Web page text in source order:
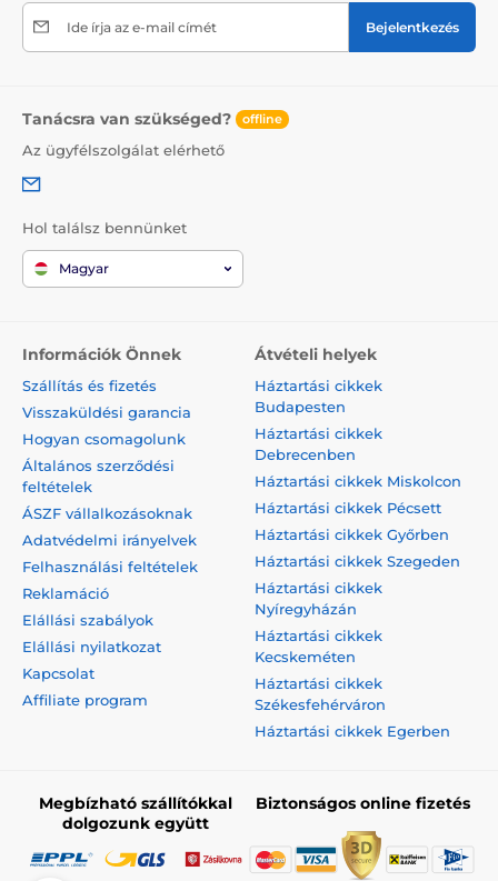
Ide írja az e-mail címét Bejelentkezés
Tanácsra van szükséged? offline
Az ügyfélszolgálat elérhető
Hol találsz bennünket
Magyar
Információk Önnek
Szállítás és fizetés
Visszaküldési garancia
Hogyan csomagolunk
Általános szerződési
feltételek
ÁSZF vállalkozásoknak
Adatvédelmi irányelvek
Felhasználási feltételek
Reklamáció
Elállási szabályok
Elállási nyilatkozat
Kapcsolat
Affiliate program
Átvételi helyek
Háztartási cikkek
Budapesten
Háztartási cikkek
Debrecenben
Háztartási cikkek Miskolcon
Háztartási cikkek Pécsett
Háztartási cikkek Győrben
Háztartási cikkek Szegeden
Háztartási cikkek
Nyíregyházán
Háztartási cikkek
Kecskeméten
Háztartási cikkek
Székesfehérváron
Háztartási cikkek Egerben
Megbízható szállítókkal
dolgozunk együtt
Biztonságos online fizetés